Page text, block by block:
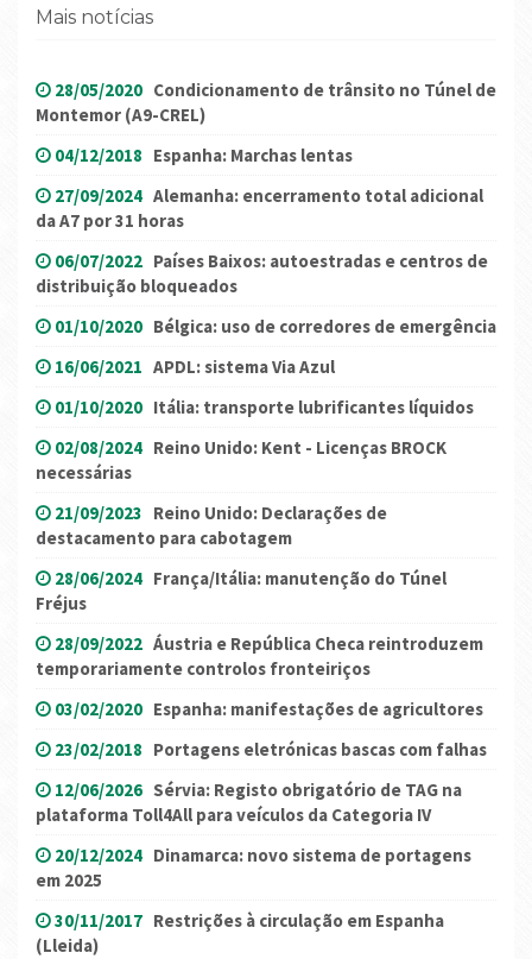
Mais notícias
28/05/2020 Condicionamento de trânsito no Túnel de
Montemor (A9-CREL)
04/12/2018 Espanha: Marchas lentas
27/09/2024 Alemanha: encerramento total adicional
da A7 por 31 horas
06/07/2022 Países Baixos: autoestradas e centros de
distribuição bloqueados
01/10/2020 Bélgica: uso de corredores de emergência
16/06/2021 APDL: sistema Via Azul
01/10/2020 Itália: transporte lubrificantes líquidos
02/08/2024 Reino Unido: Kent - Licenças BROCK
necessárias
21/09/2023 Reino Unido: Declarações de
destacamento para cabotagem
28/06/2024 França/Itália: manutenção do Túnel
Fréjus
28/09/2022 Áustria e República Checa reintroduzem
temporariamente controlos fronteiriços
03/02/2020 Espanha: manifestações de agricultores
23/02/2018 Portagens eletrónicas bascas com falhas
12/06/2026 Sérvia: Registo obrigatório de TAG na
plataforma Toll4All para veículos da Categoria IV
20/12/2024 Dinamarca: novo sistema de portagens
em 2025
30/11/2017 Restrições à circulação em Espanha
(Lleida)